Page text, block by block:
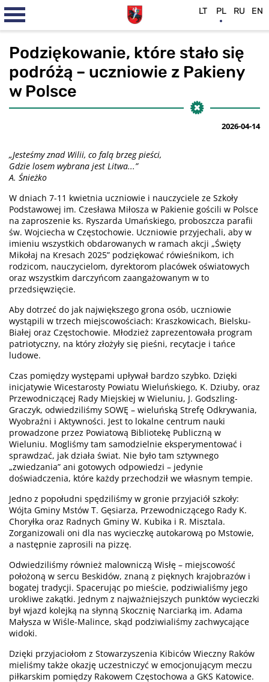
Podziękowanie, które stało się
podróżą – uczniowie z Pakieny
w Polsce
2026-04-14
„Jesteśmy znad Wilii, co falą brzeg pieści,
Gdzie losem wybrana jest Litwa...”
A. Śnieżko
W dniach 7-11 kwietnia uczniowie i nauczyciele ze Szkoły
Podstawowej im. Czesława Miłosza w Pakienie gościli w Polsce
na zaproszenie ks. Ryszarda Umańskiego, proboszcza parafii
św. Wojciecha w Częstochowie. Uczniowie przyjechali, aby w
imieniu wszystkich obdarowanych w ramach akcji „Święty
Mikołaj na Kresach 2025” podziękować rówieśnikom, ich
rodzicom, nauczycielom, dyrektorom placówek oświatowych
oraz wszystkim darczyńcom zaangażowanym w to
przedsięwzięcie.
Aby dotrzeć do jak największego grona osób, uczniowie
wystąpili w trzech miejscowościach: Kraszkowicach, Bielsku-
Białej oraz Częstochowie. Młodzież zaprezentowała program
patriotyczny, na który złożyły się pieśni, recytacje i tańce
ludowe.
Czas pomiędzy występami upływał bardzo szybko. Dzięki
inicjatywie Wicestarosty Powiatu Wieluńskiego, K. Dziuby, oraz
Przewodniczącej Rady Miejskiej w Wieluniu, J. Godszling-
Graczyk, odwiedziliśmy SOWĘ – wieluńską Strefę Odkrywania,
Wyobraźni i Aktywności. Jest to lokalne centrum nauki
prowadzone przez Powiatową Bibliotekę Publiczną w
Wieluniu. Mogliśmy tam samodzielnie eksperymentować i
sprawdzać, jak działa świat. Nie było tam sztywnego
„zwiedzania” ani gotowych odpowiedzi – jedynie
doświadczenia, które każdy przechodził we własnym tempie.
Jedno z popołudni spędziliśmy w gronie przyjaciół szkoły:
Wójta Gminy Mstów T. Gęsiarza, Przewodniczącego Rady K.
Choryłka oraz Radnych Gminy W. Kubika i R. Misztala.
Zorganizowali oni dla nas wycieczkę autokarową po Mstowie,
a następnie zaprosili na pizzę.
Odwiedziliśmy również malowniczą Wisłę – miejscowość
położoną w sercu Beskidów, znaną z pięknych krajobrazów i
bogatej tradycji. Spacerując po mieście, podziwialiśmy jego
urokliwe zakątki. Jednym z najważniejszych punktów wycieczki
był wjazd kolejką na słynną Skocznię Narciarką im. Adama
Małysza w Wiśle-Malince, skąd podziwialiśmy zachwycające
widoki.
Dzięki przyjaciołom z Stowarzyszenia Kibiców Wieczny Raków
mieliśmy także okazję uczestniczyć w emocjonującym meczu
piłkarskim pomiędzy Rakowem Częstochowa a GKS Katowice.
LT PL RU EN